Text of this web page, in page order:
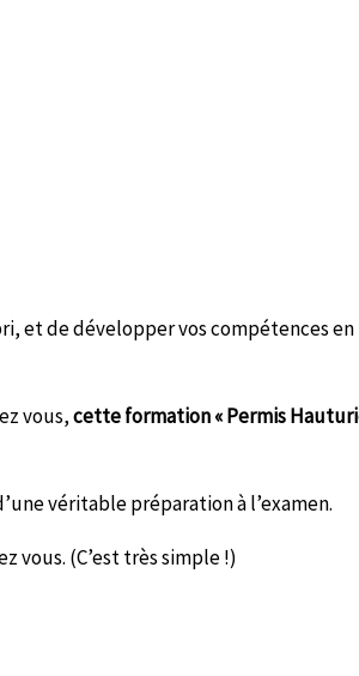
et de développer vos compétences en
vous,cette formation « Permis
véritable préparation à l’examen.
vous. (C’est très simple !)